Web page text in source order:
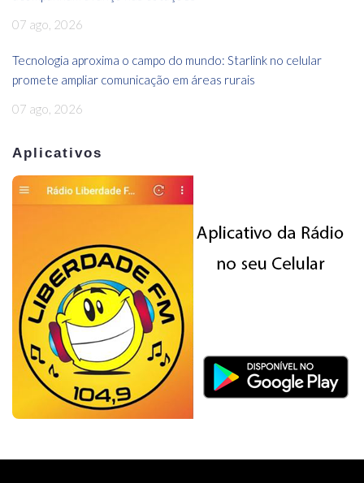
07 ago, 2026
Tecnologia aproxima o campo do mundo: Starlink no celular
promete ampliar comunicação em áreas rurais
07 ago, 2026
Aplicativos